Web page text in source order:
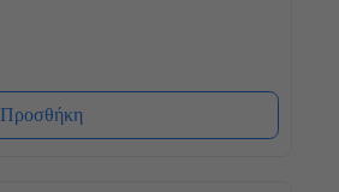
Προσθήκη